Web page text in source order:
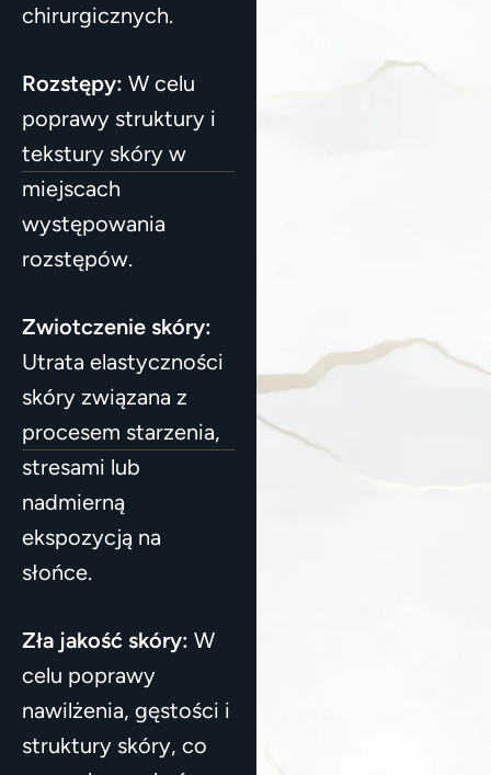
chirurgicznych.
Rozstępy: W celu
poprawy struktury i
tekstury skóry w
miejscach
występowania
rozstępów.
Zwiotczenie skóry:
Utrata elastyczności
skóry związana z
procesem starzenia,
stresami lub
nadmierną
ekspozycją na
słońce.
Zła jakość skóry: W
celu poprawy
nawilżenia, gęstości i
struktury skóry, co